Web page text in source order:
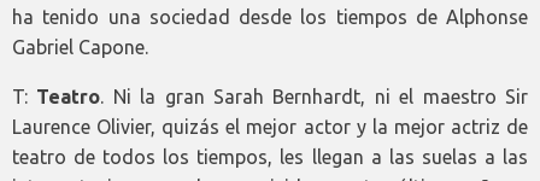
ha tenido una sociedad desde los tiempos de Alphonse
Gabriel Capone.
T: Teatro. Ni la gran Sarah Bernhardt, ni el maestro Sir
Laurence Olivier, quizás el mejor actor y la mejor actriz de
teatro de todos los tiempos, les llegan a las suelas a las